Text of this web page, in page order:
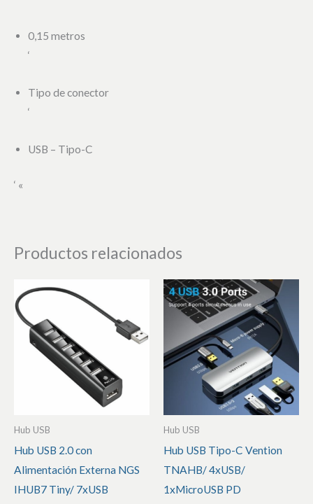
0,15 metros
‘
Tipo de conector
‘
USB – Tipo-C
‘ «
Productos relacionados
Hub USB
Hub USB 2.0 con
Alimentación Externa NGS
IHUB7 Tiny/ 7xUSB
Hub USB
Hub USB Tipo-C Vention
TNAHB/ 4xUSB/
1xMicroUSB PD